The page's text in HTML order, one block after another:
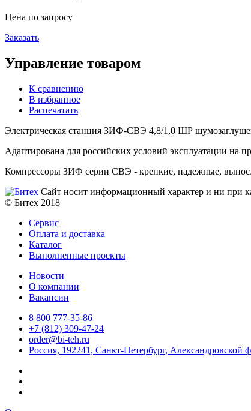
Цена по запросу
Заказать
Управление товаром
К сравнению
В избранное
Распечатать
Электрическая станция ЗИФ-СВЭ 4,8/1,0 ШР
Адаптирована для российских условий эксплуатации на
Компрессоры ЗИФ серии СВЭ - крепкие, надежные,
Сайт носит информационный характер и ни при
© Битех 2018
Сервис
Оплата и доставка
Каталог
Выполненные проекты
Новости
О компании
Вакансии
8 800 777-35-86
+7 (812) 309-47-24
order@bi-teh.ru
Россия, 192241, Санкт-Петербург,